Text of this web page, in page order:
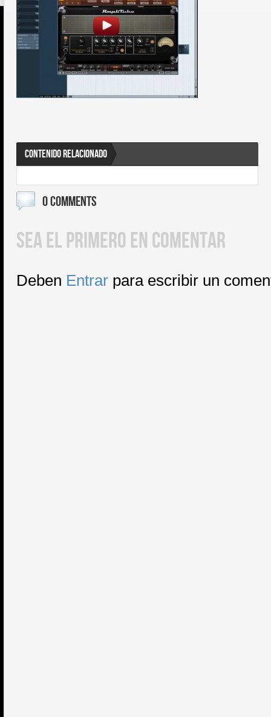
CONTENIDO RELACIONADO
0 COMMENTS
SEA EL PRIMERO EN COMENTAR
Deben Entrar para escribir un